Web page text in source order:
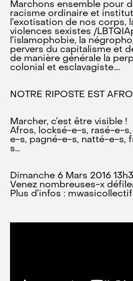
Marchons ensemble pour
racisme ordinaire et
l’exotisation de nos corps,
violences sexistes /
l’islamophobie, la
pervers du capitalisme et
de manière générale la
colonial et esclavagiste….
NOTRE RIPOSTE EST
Marcher, c’est être visible !
Afros, locksé-e-s, rasé-e-
e-s, pagné-e-s, natté-e-s,
s…
Dimanche 6 Mars 2016
Venez nombreuses-x
Plus d’infos :